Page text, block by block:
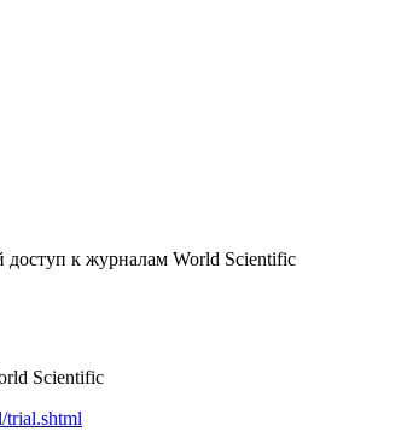
доступ к журналам World Scientific
Scientific
trial.shtml